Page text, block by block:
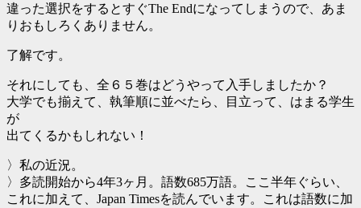
違った選択をするとすぐThe Endになってしまうので、あま
りおもしろくありません。
了解です。
それにしても、全６５巻はどうやって入手しましたか？
大学でも揃えて、執筆順に並べたら、目立って、はまる学生
が
出てくるかもしれない！
〉私の近況。
〉多読開始から4年3ヶ月。語数685万語。ここ半年ぐらい、
これに加えて、Japan Timesを読んでいます。これは語数に加